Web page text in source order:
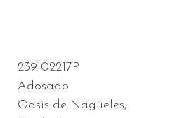
239-02217P
Adosado
Oasis de Nagüeles,